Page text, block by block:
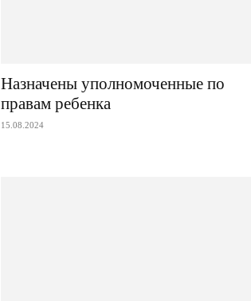
Назначены уполномоченные по
правам ребенка
15.08.2024